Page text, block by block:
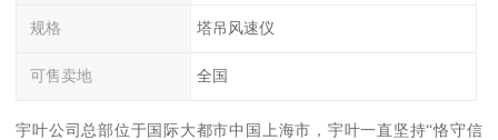
规格 塔吊风速仪
可售卖地 全国
宇叶公司总部位于国际大都市中国上海市，宇叶一直坚持“恪守信